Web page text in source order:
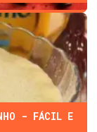
- FÁCIL E